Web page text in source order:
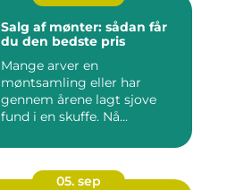
Salg af mønter: sådan får
du den bedste pris
Mange arver en
møntsamling eller har
gennem årene lagt sjove
fund i en skuffe. Nå...
05. sep